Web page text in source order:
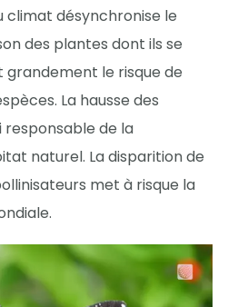
désynchronise le
des plantes dont ils se
grandement le risque de
La hausse des
de la
naturel. La disparition de
met à risque la